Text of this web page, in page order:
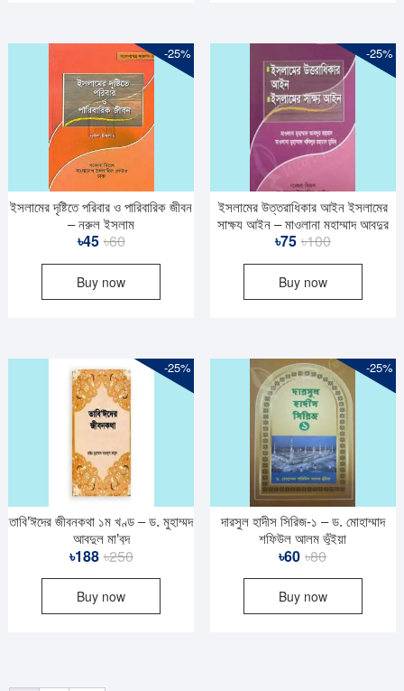
-25%
ইসলামের দৃষ্টিতে পরিবার ও পারিবারিক জীবন
– নূরুল ইসলাম
৳60Original
price
was:
৳60.
৳45
Current
price
is:
৳45.
Buy now
-25%
ইসলামের উত্তরাধিকার আইন ইসলামের
সাক্ষ্য আইন – মাওলানা মুহাম্মাদ আবদুর
রহমান
৳100Original
price
৳100.
৳75
Current
price
৳75.
Buy now
-25%
তাবি’ঈদের জীবনকথা ১ম খণ্ড – ড. মুহাম্মদ
আবদুল মা’বুদ
৳250Original
price
৳250.
৳188
Current
price
৳188.
Buy now
-25%
দারসুল হাদীস সিরিজ-১ – ড. মোহাম্মাদ
শফিউল আলম ভুঁইয়া
৳80Original
price
was:
৳80.
৳60
Current
price
is:
৳60.
Buy now